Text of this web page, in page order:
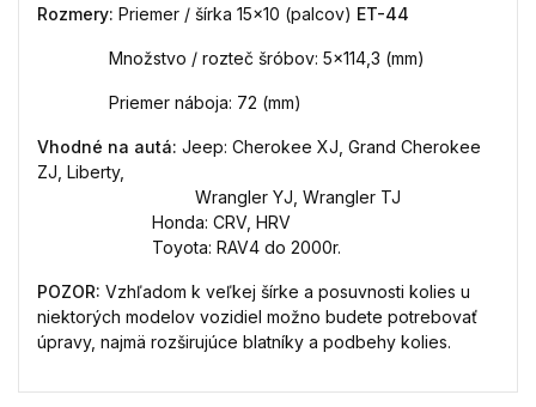
Rozmery: Priemer / šírka 15x10 (palcov) ET-44
Množstvo / rozteč šróbov: 5x114,3 (mm)
Priemer náboja: 72 (mm)
Vhodné na autá: Jeep: Cherokee XJ, Grand Cherokee
ZJ, Liberty,
Wrangler YJ, Wrangler TJ
Honda: CRV, HRV
Toyota: RAV4 do 2000r.
POZOR: Vzhľadom k veľkej šírke a posuvnosti kolies u
niektorých modelov vozidiel možno budete potrebovať
úpravy, najmä rozširujúce blatníky a podbehy kolies.